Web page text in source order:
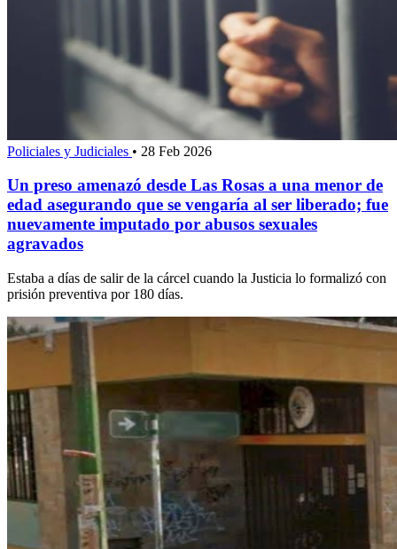
Policiales y Judiciales • 28 Feb 2026
Un preso amenazó desde Las Rosas a una menor de
edad asegurando que se vengaría al ser liberado; fue
nuevamente imputado por abusos sexuales
agravados
Estaba a días de salir de la cárcel cuando la Justicia lo formalizó con
prisión preventiva por 180 días.